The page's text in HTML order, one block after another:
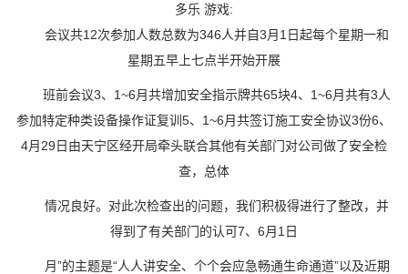
多乐 游戏:
会议共12次参加人数总数为346人并自3月1日起每个星期一和
星期五早上七点半开始开展
班前会议3、1~6月共增加安全指示牌共65块4、1~6月共有3人
参加特定种类设备操作证复训5、1~6月共签订施工安全协议3份6、
4月29日由天宁区经开局牵头联合其他有关部门对公司做了安全检
查，总体
情况良好。对此次检查出的问题，我们积极得进行了整改，并
得到了有关部门的认可7、6月1日
月”的主题是“人人讲安全、个个会应急畅通生命通道”以及近期